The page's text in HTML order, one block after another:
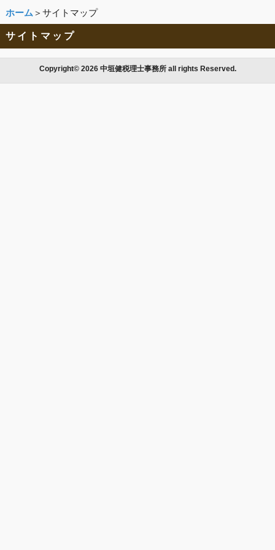
ホーム ＞サイトマップ
サイトマップ
Copyright© 2026 中垣健税理士事務所 all rights Reserved.